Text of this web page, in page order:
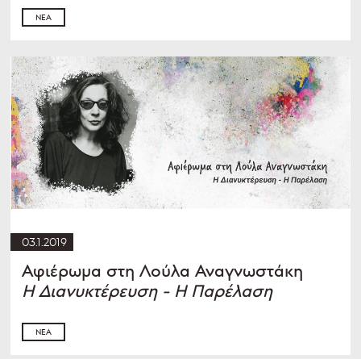
ΝΈΑ
03.1.2019
Αφιέρωμα στη Λούλα Αναγνωστάκη
Η Διανυκτέρευση - Η Παρέλαση
ΝΈΑ